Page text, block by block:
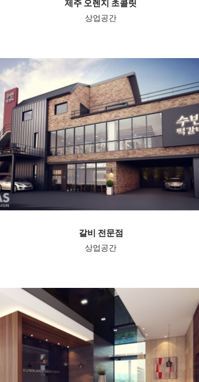
제주 오렌지 초콜릿
상업공간
갈비 전문점
상업공간